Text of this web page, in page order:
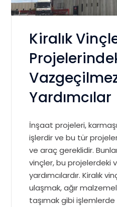
Kiralık
Yardımcılar
İnşaat projeleri,
işlerdir ve bu tür
ve araç gereklidir.
vinçler, bu projelerdeki
yardımcılardır. Kiralık
ulaşmak, ağır
taşımak gibi işlemlerde